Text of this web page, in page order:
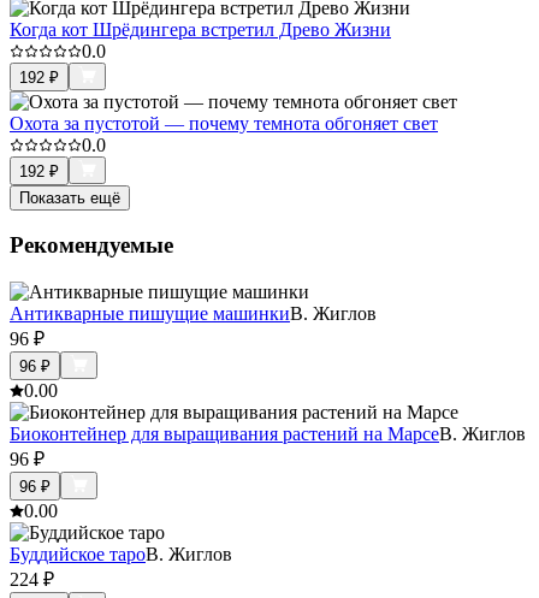
Когда кот Шрёдингера встретил Древо Жизни
0.0
192 ₽
Охота за пустотой — почему темнота обгоняет свет
0.0
192 ₽
Показать ещё
Рекомендуемые
Антикварные пишущие машинкиВ. Жиглов
96 ₽
96 ₽
0.00
Биоконтейнер для выращивания растений на МарсеВ. Жиглов
96 ₽
96 ₽
0.00
Буддийское тароВ. Жиглов
224 ₽